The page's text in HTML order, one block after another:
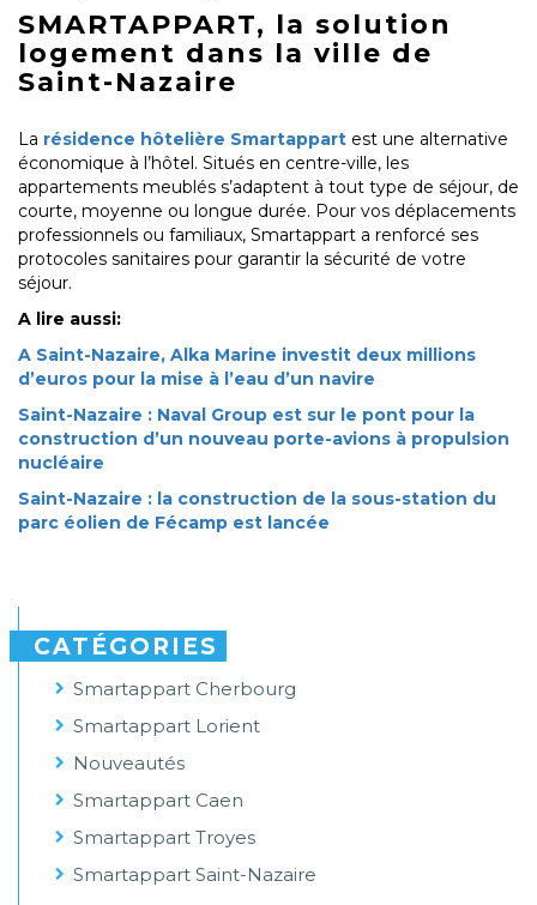
SMARTAPPART, la solution
logement dans la ville de
Saint-Nazaire
La résidence hôtelière Smartappart est une alternative
économique à l’hôtel. Situés en centre-ville, les
appartements meublés s’adaptent à tout type de séjour, de
courte, moyenne ou longue durée. Pour vos déplacements
professionnels ou familiaux, Smartappart a renforcé ses
protocoles sanitaires pour garantir la sécurité de votre
séjour.
A lire aussi:
A Saint-Nazaire, Alka Marine investit deux millions
d’euros pour la mise à l’eau d’un navire
Saint-Nazaire : Naval Group est sur le pont pour la
construction d’un nouveau porte-avions à propulsion
nucléaire
Saint-Nazaire : la construction de la sous-station du
parc éolien de Fécamp est lancée
CATÉGORIES
Smartappart Cherbourg
Smartappart Lorient
Nouveautés
Smartappart Caen
Smartappart Troyes
Smartappart Saint-Nazaire